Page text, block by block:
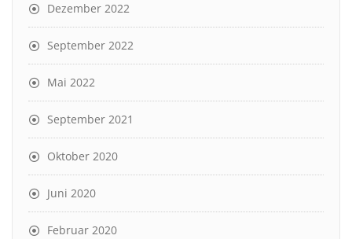
Dezember 2022
September 2022
Mai 2022
September 2021
Oktober 2020
Juni 2020
Februar 2020